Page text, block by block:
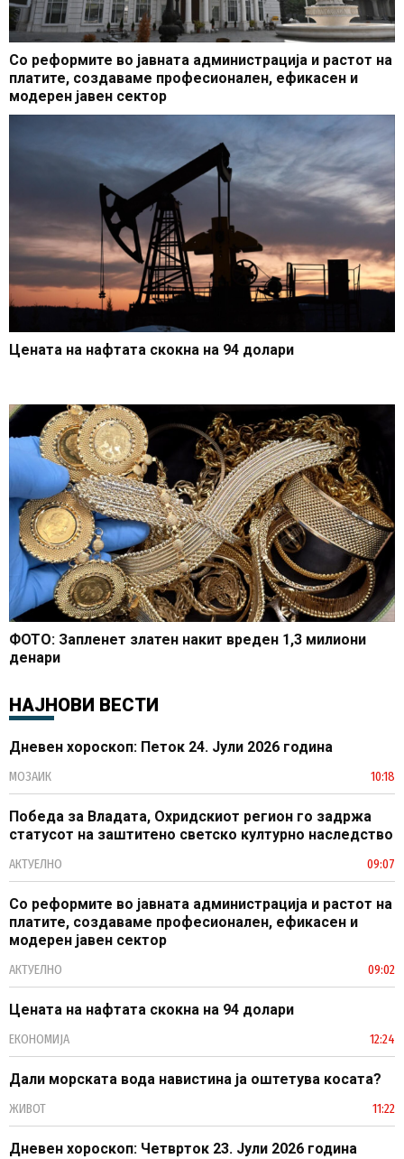
Со реформите во јавната администрација и растот на
платите, создаваме професионален, ефикасен и
модерен јавен сектор
Цената на нафтата скокна на 94 долари
ФОТО: Запленет златен накит вреден 1,3 милиони
денари
НАЈНОВИ ВЕСТИ
Дневен хороскоп: Петок 24. Јули 2026 година
МОЗАИК 10:18
Победа за Владата, Охридскиот регион го задржа
статусот на заштитено светско културно наследство
АКТУЕЛНО 09:07
Со реформите во јавната администрација и растот на
платите, создаваме професионален, ефикасен и
модерен јавен сектор
АКТУЕЛНО 09:02
Цената на нафтата скокна на 94 долари
ЕКОНОМИЈА 12:24
Дали морската вода навистина ја оштетува косата?
ЖИВОТ 11:22
Дневен хороскоп: Четврток 23. Јули 2026 година